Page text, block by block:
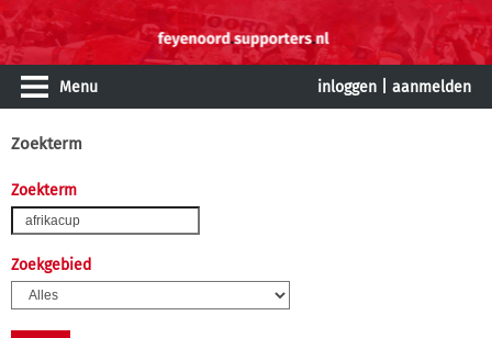
Menu inloggen aanmelden
Zoekterm
Zoekterm
Zoekgebied